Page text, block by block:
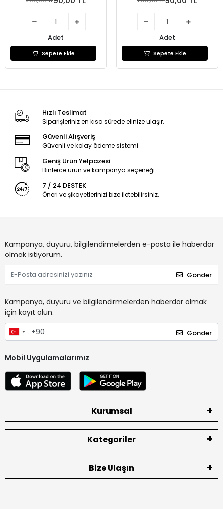
Adet
Sepete Ekle
Adet
Sepete Ekle
Hızlı Teslimat
Siparişleriniz en kısa sürede elinize ulaşır.
Güvenli Alışveriş
Güvenli ve kolay ödeme sistemi
Geniş Ürün Yelpazesi
Binlerce ürün ve kampanya seçeneği
7 / 24 DESTEK
Öneri ve şikayetlerinizi bize iletebilirsiniz.
Kampanya, duyuru, bilgilendirmelerden e-posta ile haberdar
olmak istiyorum.
Gönder
Kampanya, duyuru ve bilgilendirmelerden haberdar olmak
için kayıt olun.
Gönder
Mobil Uygulamalarımız
Kurumsal
Kategoriler
Bize Ulaşın